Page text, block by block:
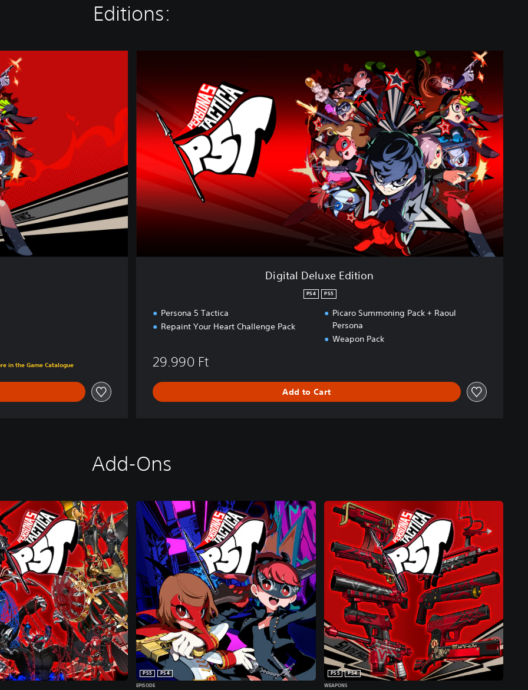
Editions:
in the Game Catalogue
i
t
a
l
u
x
e
t
Digital Deluxe Edition
PS4 PS5
Persona 5 Tactica
Repaint Your Heart Challenge Pack
Picaro Summoning Pack + Raoul
Persona
Weapon Pack
29.990 Ft
Add to Cart
Add-Ons
PS5
PS4
EPISODE
PS5
PS4
WEAPONS